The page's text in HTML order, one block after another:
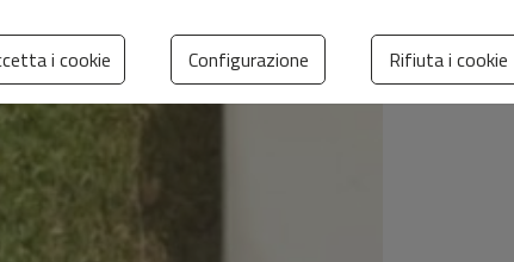
i cookie Configurazione Rifiuta i cookie